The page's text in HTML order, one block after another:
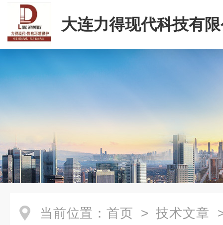
大连力得现代科技有
当前位置： 首页 > 技术文章